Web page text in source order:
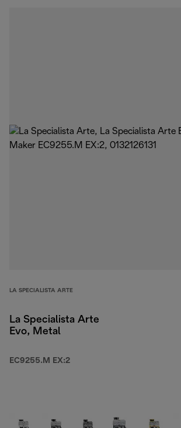
LA SPECIALISTA ARTE
La Specialista Arte
Evo, Metal
EC9255.M EX:2